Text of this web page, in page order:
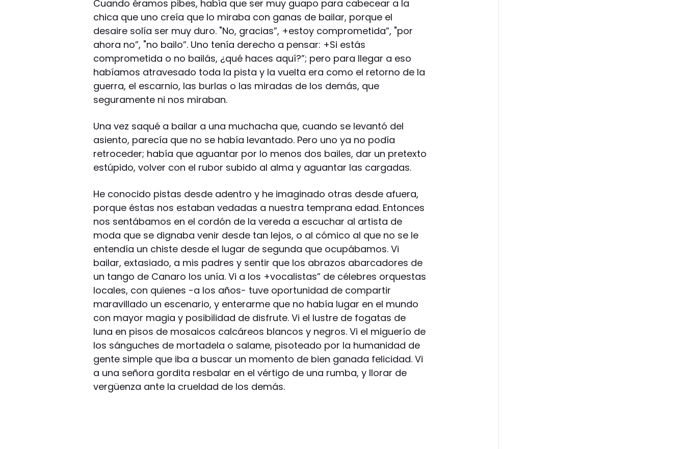
Cuando éramos pibes, había que ser muy guapo para cabecear a la
chica que uno creía que lo miraba con ganas de bailar, porque el
desaire solía ser muy duro. "No, gracias”, +estoy comprometida”, "por
ahora no”, "no bailo”. Uno tenía derecho a pensar: +Si estás
comprometida o no bailás, ¿qué haces aquí?”; pero para llegar a eso
habíamos atravesado toda la pista y la vuelta era como el retorno de la
guerra, el escarnio, las burlas o las miradas de los demás, que
seguramente ni nos miraban.
Una vez saqué a bailar a una muchacha que, cuando se levantó del
asiento, parecía que no se había levantado. Pero uno ya no podía
retroceder; había que aguantar por lo menos dos bailes, dar un pretexto
estúpido, volver con el rubor subido al alma y aguantar las cargadas.
He conocido pistas desde adentro y he imaginado otras desde afuera,
porque éstas nos estaban vedadas a nuestra temprana edad. Entonces
nos sentábamos en el cordón de la vereda a escuchar al artista de
moda que se dignaba venir desde tan lejos, o al cómico al que no se le
entendía un chiste desde el lugar de segunda que ocupábamos. Vi
bailar, extasiado, a mis padres y sentir que los abrazos abarcadores de
un tango de Canaro los unía. Vi a los +vocalistas” de célebres orquestas
locales, con quienes -a los años- tuve oportunidad de compartir
maravillado un escenario, y enterarme que no había lugar en el mundo
con mayor magia y posibilidad de disfrute. Vi el lustre de fogatas de
luna en pisos de mosaicos calcáreos blancos y negros. Vi el miguerío de
los sánguches de mortadela o salame, pisoteado por la humanidad de
gente simple que iba a buscar un momento de bien ganada felicidad. Vi
a una señora gordita resbalar en el vértigo de una rumba, y llorar de
vergüenza ante la crueldad de los demás.